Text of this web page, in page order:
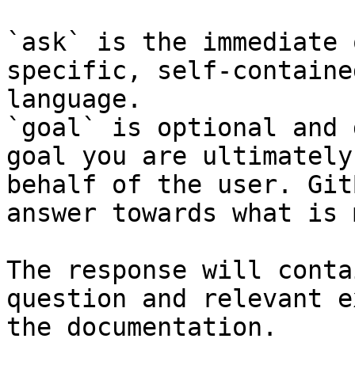
`ask` is the
specific, self-
language.
`goal` is optional and
goal you are
behalf of the user.
answer towards what
The response will
question and relevant
the documentation.